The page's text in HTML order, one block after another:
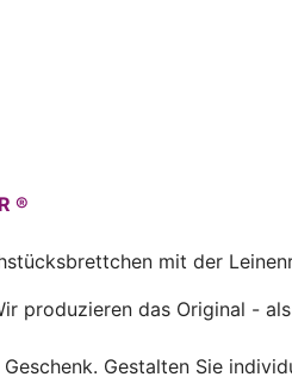
®
mit der
produzieren das Original -
Gestalten Sie